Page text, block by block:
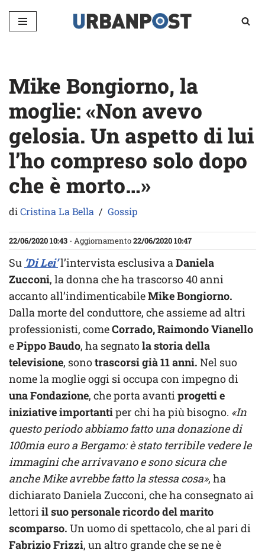
Vai
Mike Bongiorno, la
moglie: «Non avevo
gelosia. Un aspetto di lui
l’ho compreso solo dopo
che è morto…»
diCristina La Bella Gossip
22/06/2020 10:43 - Aggiornamento22/06/2020 10:47
Su ‘Di Lei’l’intervista esclusiva aDaniela
Zucconi, la donna che ha trascorso 40 anni
accanto all’indimenticabileMike Bongiorno.
Dalla morte del conduttore, che assieme ad altri
professionisti, comeCorrado, Raimondo Vianello
ePippo Baudo, ha segnatola storia della
televisione, sonotrascorsi già 11 anni. Nel suo
nome la moglie oggi si occupa con impegno di
una Fondazione, che porta avantiprogetti e
iniziative importantiper chi ha più bisogno. «In
questo periodo abbiamo fatto una donazione di
100mia euro a Bergamo: è stato terribile vedere le
immagini che arrivavano e sono sicura che
anche Mike avrebbe fatto la stessa cosa», ha
dichiarato Daniela Zucconi, che ha consegnato ai
lettoriil suo personale ricordo del marito
scomparso. Un uomo di spettacolo, che al pari di
Fabrizio Frizzi, un altro grande che se ne è